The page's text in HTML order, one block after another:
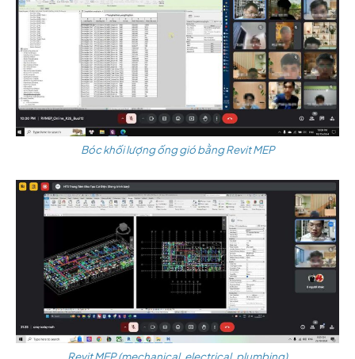
Bóc khối lượng ống gió bằng Revit MEP